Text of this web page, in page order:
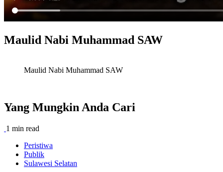
Maulid Nabi Muhammad SAW
Maulid Nabi Muhammad SAW
Yang Mungkin Anda Cari
1 min read
Peristiwa
Publik
Sulawesi Selatan